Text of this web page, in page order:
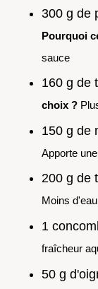
300 g de
Pourquoi
sauce
160 g de
choix ?
150 g de
Apporte
200 g de
Moins
1
fraîcheur
50 g